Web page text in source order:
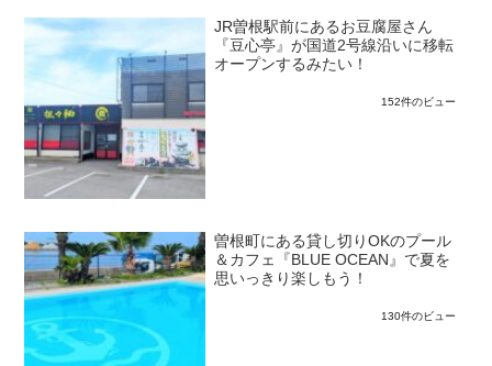
JR曽根駅前にあるお豆腐屋さん
『豆心亭』が国道2号線沿いに移転
オープンするみたい！
152件のビュー
曽根町にある貸し切りOKのプール
＆カフェ『BLUE OCEAN』で夏を
思いっきり楽しもう！
130件のビュー